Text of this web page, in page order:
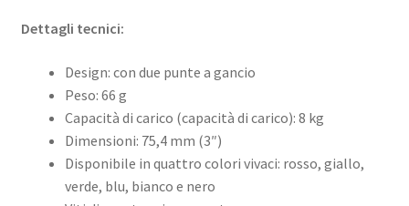
Dettagli tecnici:
Design: con due punte a gancio
Peso: 66 g
Capacità di carico (capacità di carico): 8 kg
Dimensioni: 75,4 mm (3″)
Disponibile in quattro colori vivaci: rosso, giallo,
verde, blu, bianco e nero